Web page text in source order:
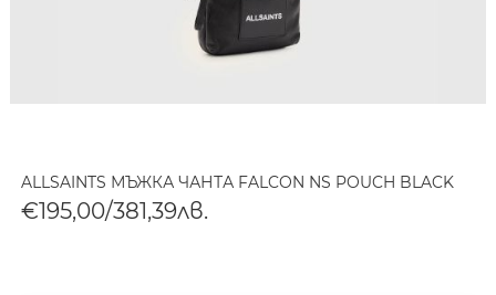
ALLSAINTS МЪЖКА ЧАНТА FALCON NS POUCH BLACK
€195,00/381,39лв.